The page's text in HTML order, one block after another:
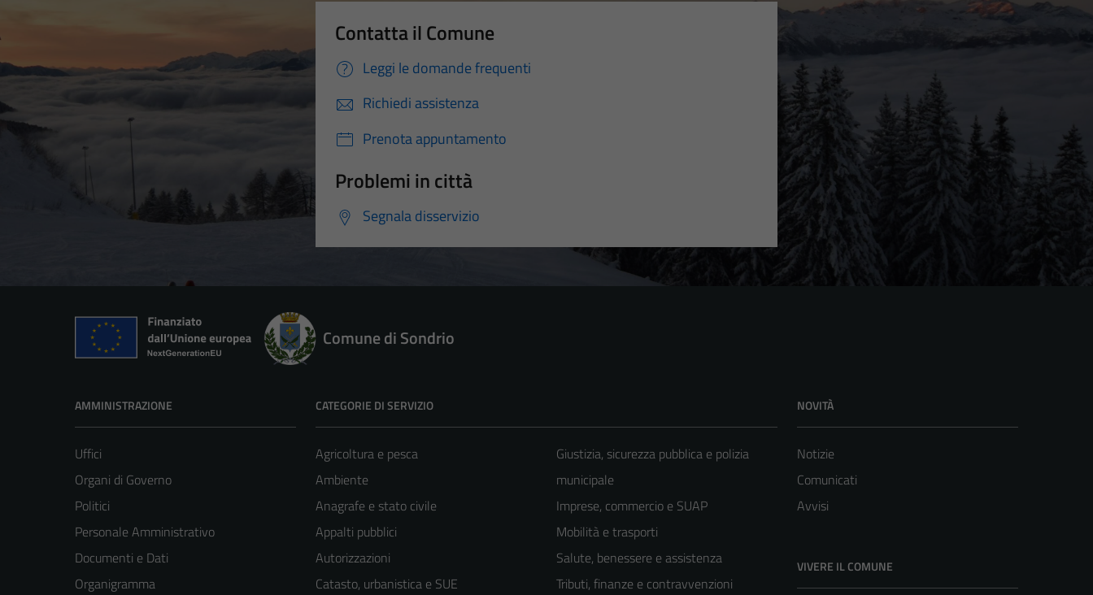
Contatta il Comune
Leggi le domande frequenti
Richiedi assistenza
Prenota appuntamento
Problemi in città
Segnala disservizio
Comune di Sondrio
AMMINISTRAZIONE
Uffici
Organi di Governo
Politici
Personale Amministrativo
Documenti e Dati
Organigramma
CATEGORIE DI SERVIZIO
Agricoltura e pesca
Ambiente
Anagrafe e stato civile
Appalti pubblici
Autorizzazioni
Catasto, urbanistica e SUE
Giustizia, sicurezza pubblica e polizia
municipale
Imprese, commercio e SUAP
Mobilità e trasporti
Salute, benessere e assistenza
Tributi, finanze e contravvenzioni
NOVITÀ
Notizie
Comunicati
Avvisi
VIVERE IL COMUNE